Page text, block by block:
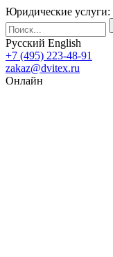
Юридические услуги:
Русский English
+7 (495) 223-48-91
zakaz@dvitex.ru
Онлайн